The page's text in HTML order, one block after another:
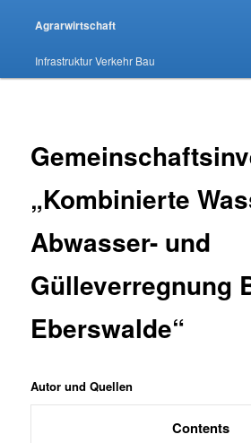
Agrarwirtschaft
Infrastruktur Verkehr Bau
„Kombinierte
Abwasser- und
Gülleverregnung
Eberswalde“
Autor und Quellen
Contents